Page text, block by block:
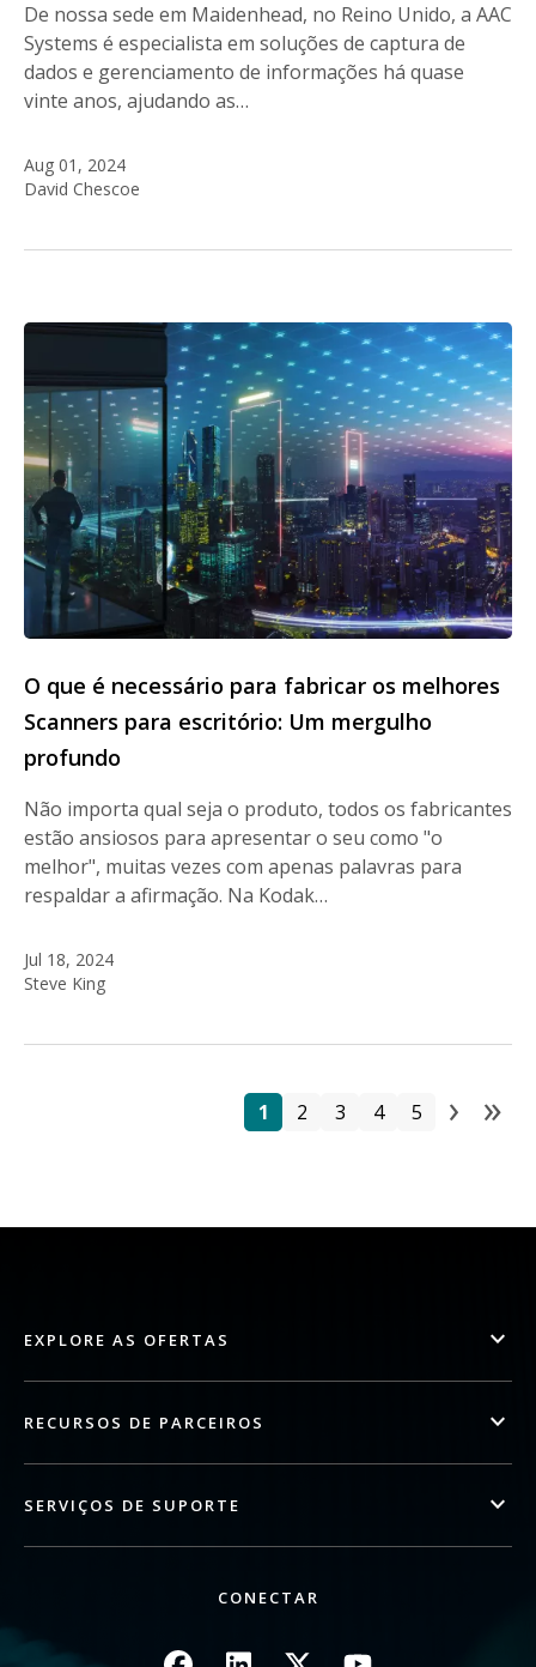
De nossa sede em Maidenhead, no Reino Unido, a AAC
Systems é especialista em soluções de captura de
dados e gerenciamento de informações há quase
vinte anos, ajudando as…
Aug 01, 2024
David Chescoe
O que é necessário para fabricar os melhores
Scanners para escritório: Um mergulho
profundo
Não importa qual seja o produto, todos os fabricantes
estão ansiosos para apresentar o seu como "o
melhor", muitas vezes com apenas palavras para
respaldar a afirmação. Na Kodak…
Jul 18, 2024
Steve King
Página
1 Página
2 Página
3 Página
4 Página
5 › »
EXPLORE AS OFERTAS
RECURSOS DE PARCEIROS
SERVIÇOS DE SUPORTE
CONECTAR
ImagemImagemImagemImagem